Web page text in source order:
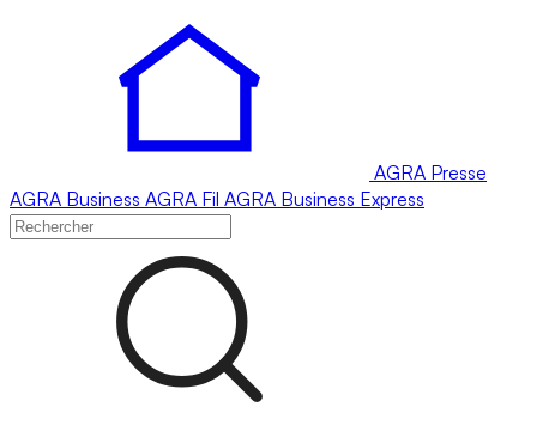
AGRA Presse
AGRA Business AGRA Fil AGRA Business Express